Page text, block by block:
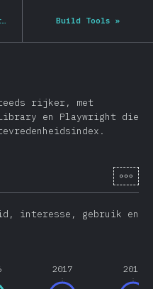
Build Tools »
rijker, met
en Playwright die
[nl-
interesse, gebruik en
2017 2018